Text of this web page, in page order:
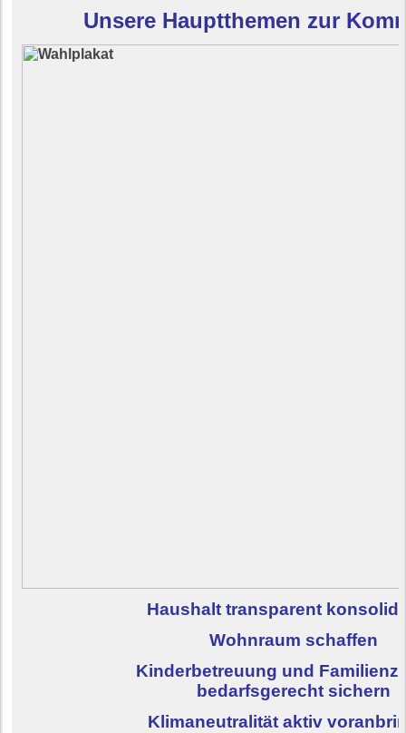
Unsere Hauptthemen zur
Haushalt transparent
Wohnraum schaffen
Kinderbetreuung und
bedarfsgerecht sichern
Klimaneutralität aktiv